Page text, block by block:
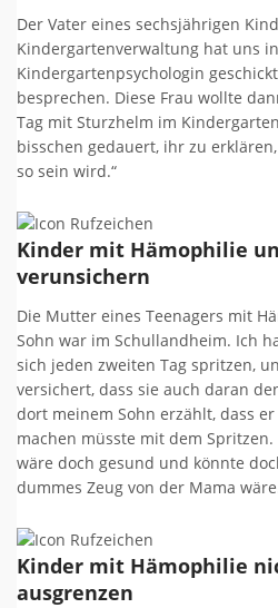
Der Vater eines sechsjährigen
Kindergartenverwaltung hat uns
Kindergartenpsychologin
besprechen. Diese Frau wollte
Tag mit Sturzhelm im
bisschen gedauert, ihr zu
so sein wird.“
Kinder mit Hämophilie
verunsichern
Die Mutter eines Teenagers mit
Sohn war im Schullandheim. Ich
sich jeden zweiten Tag spritzen,
versichert, dass sie auch daran
dort meinem Sohn erzählt, dass
machen müsste mit dem
wäre doch gesund und könnte
dummes Zeug von der Mama
Kinder mit Hämophilie
ausgrenzen